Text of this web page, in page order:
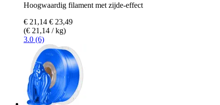
Hoogwaardig filament met zijde-effect
€ 21,14 € 23,49
(€ 21,14 / kg)
3.0 (6)